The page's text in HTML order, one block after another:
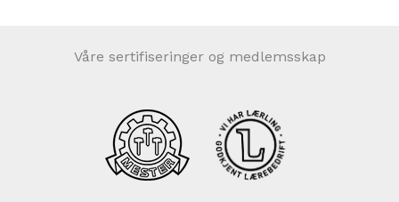
Våre sertifiseringer og medlemsskap